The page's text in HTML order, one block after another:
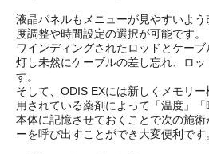
液晶パネルもメニューが見やすいよ
度調整や時間設定の選択が可能です。
ワインディングされたロッドとケー
灯し未然にケーブルの差し忘れ、ロ
す。
そして、ODIS EXには新しくメモリ
用されている薬剤によって「温度」「
本体に記憶させておくことで次の施
ーを呼び出すことができ大変便利です